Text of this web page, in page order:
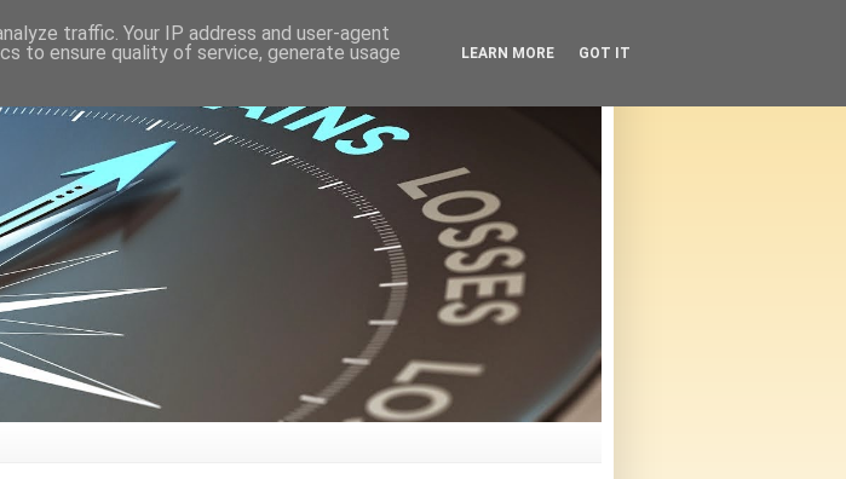
traffic. Your IP address and user-agent
to ensure quality of service, generate usage
LEARN MORE GOT IT